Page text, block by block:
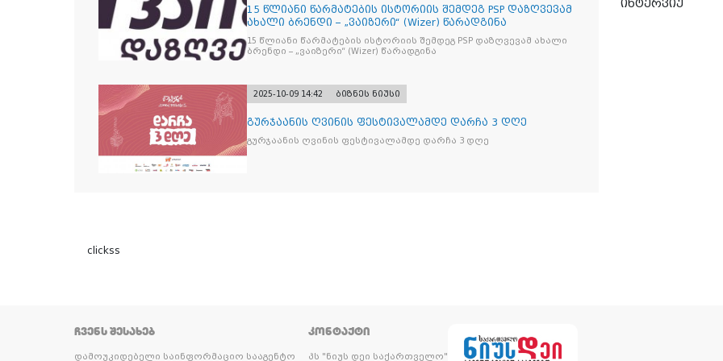
15 წლიანი წარმატების ისტორიის შემდეგ PSP დაზღვევამ
ახალი ბრენდი – „ვაიზერი“ (Wizer) წარადგინა
15 წლიანი წარმატების ისტორიის შემდეგ PSP დაზღვევამ ახალი
ბრენდი – „ვაიზერი“ (Wizer) წარადგინა
2025-10-09 14:42 ბიზნეს ნიუსი
გურჯაანის ღვინის ფესტივალამდე დარჩა 3 დღე
გურჯაანის ღვინის ფესტივალამდე დარჩა 3 დღე
clickss
ინტერვიუ
ᲩᲕᲔᲜᲡ ᲨᲔᲡᲐᲮᲔᲑ
დამოუკიდებელი საინფორმაციო სააგენტო
ᲙᲝᲜᲢᲐᲥᲢᲘ
პს "ნიუს დეი საქართველო"